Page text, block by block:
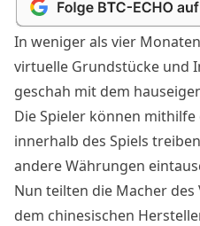
In weniger als vier
virtuelle Grundstücke und
geschah mit dem
Die Spieler können
innerhalb des Spiels
andere Währungen
Nun teilten die Macher des
dem chinesischen